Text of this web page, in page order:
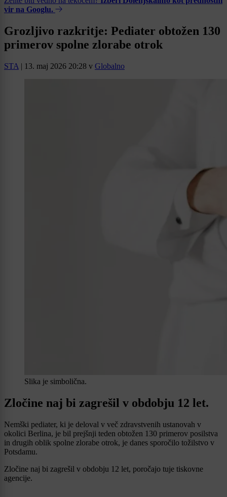
vir na Googlu.
Grozljivo razkritje: Pediater obtožen 130
primerov spolne zlorabe otrok
STA | 13. maj 2026 20:28 v Globalno
Slika je simbolična.
Zločine naj bi zagrešil v obdobju 12 let.
Nemški pediater, ki je deloval v več zdravstvenih ustanovah v
okolici Berlina, je bil prejšnji teden obtožen 130 primerov posilstva
in drugih oblik spolne zlorabe otrok, je danes sporočilo tožilstvo v
Potsdamu.
Zločine naj bi zagrešil v obdobju 12 let, poročajo tuje tiskovne
agencije.